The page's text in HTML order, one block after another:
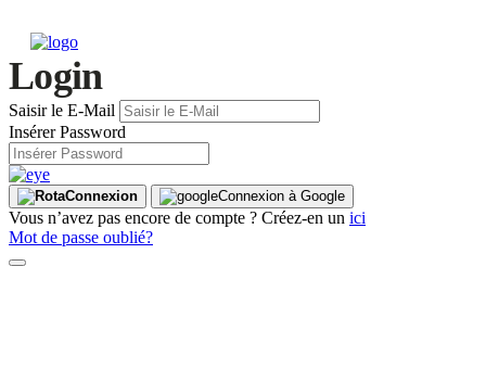
Login
Saisir le E-Mail
Insérer Password
Connexion Connexion à Google
Vous n’avez pas encore de compte ? Créez-en un ici
Mot de passe oublié?